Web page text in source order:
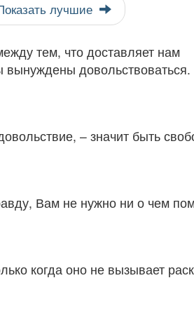
лучшие
тем, что доставляет нам
довольствоваться.
– значит быть
Вам не нужно ни о чем
когда оно не вызывает